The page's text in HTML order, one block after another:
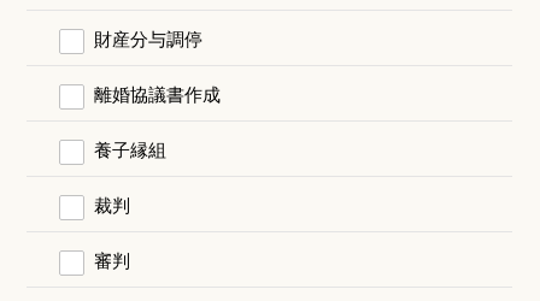
財産分与調停
離婚協議書作成
養子縁組
裁判
審判